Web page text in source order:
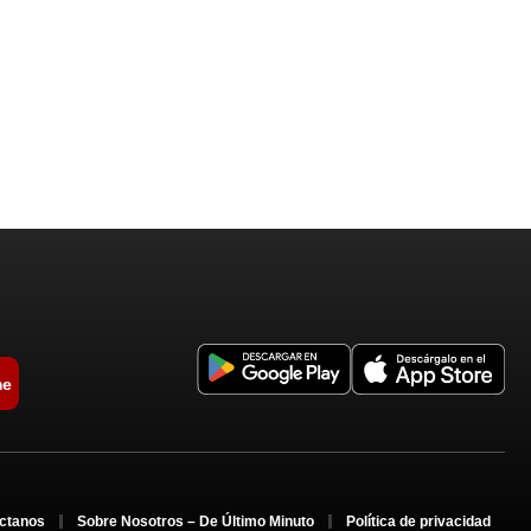
Sobre Nosotros – De Último Minuto Política de privacidad